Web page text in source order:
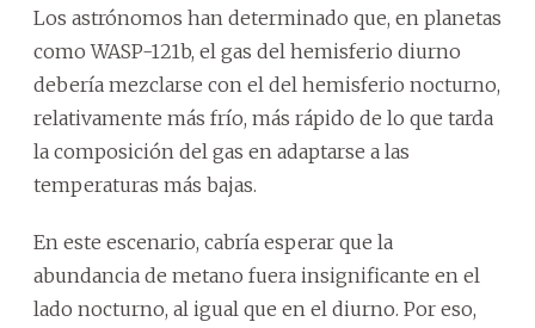
Los astrónomos han determinado que, en planetas
como WASP-121b, el gas del hemisferio diurno
debería mezclarse con el del hemisferio nocturno,
relativamente más frío, más rápido de lo que tarda
la composición del gas en adaptarse a las
temperaturas más bajas.
En este escenario, cabría esperar que la
abundancia de metano fuera insignificante en el
lado nocturno, al igual que en el diurno. Por eso,